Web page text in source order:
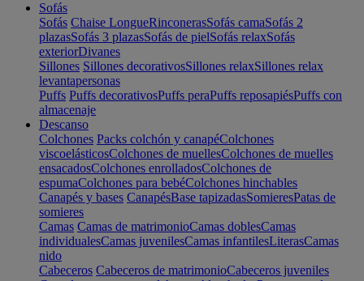
Sofás
Sofás Chaise LongueRinconerasSofás camaSofás 2
plazasSofás 3 plazasSofás de pielSofás relaxSofás
exteriorDivanes
Sillones Sillones decorativosSillones relaxSillones relax
levantapersonas
Puffs Puffs decorativosPuffs peraPuffs reposapiésPuffs con
almacenaje
Descanso
Colchones Packs colchón y canapéColchones
viscoelásticosColchones de muellesColchones de muelles
ensacadosColchones enrolladosColchones de
espumaColchones para bebéColchones hinchables
Canapés y bases CanapésBase tapizadasSomieresPatas de
somieres
Camas Camas de matrimonioCamas doblesCamas
individualesCamas juvenilesCamas infantilesLiterasCamas
nido
Cabeceros Cabeceros de matrimonioCabeceros juveniles